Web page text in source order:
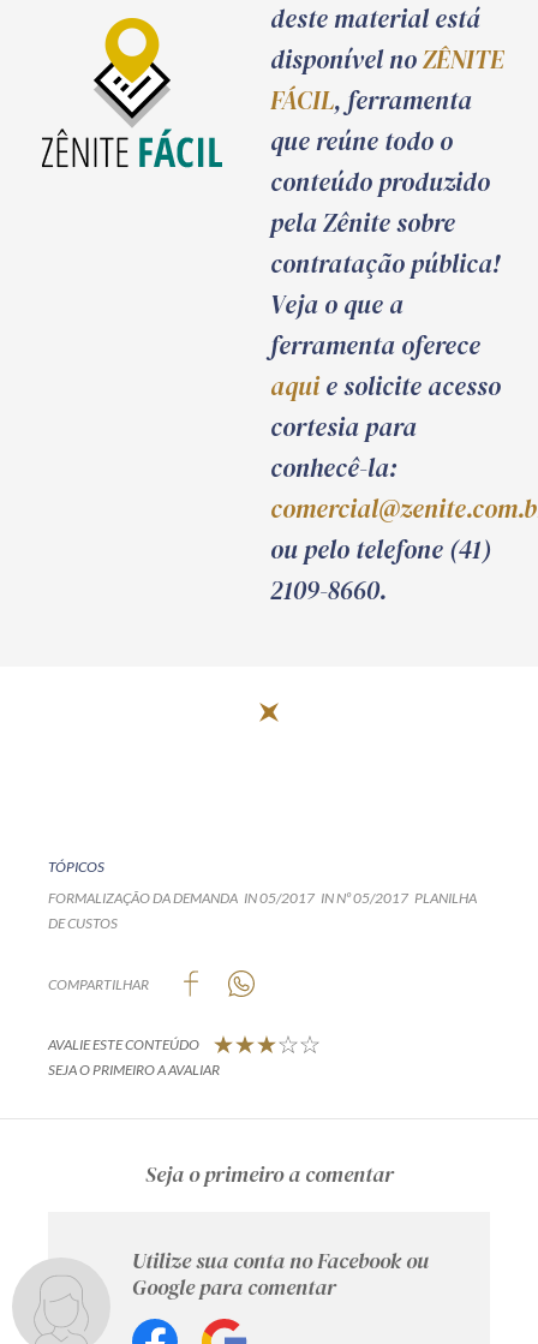
deste material está
disponível noZÊNITE
FÁCIL, ferramenta
que reúne todo o
conteúdo produzido
pela Zênite sobre
contratação pública!
Veja o que a
ferramenta oferece
aquie solicite acesso
cortesia para
conhecê-la:
ou pelo telefone (41)
2109-8660.
TÓPICOS
FORMALIZAÇÃO DA DEMANDA IN 05/2017 IN Nº 05/2017 PLANILHA
DE CUSTOS
COMPARTILHAR
AVALIE ESTE CONTEÚDO
SEJA O PRIMEIRO A AVALIAR
Seja o primeiro a comentar
Utilize sua conta no Facebook ou
Google para comentar